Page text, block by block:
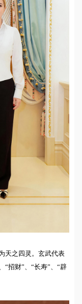
天之四灵。玄武代表
“招财”、“长寿”、“辟